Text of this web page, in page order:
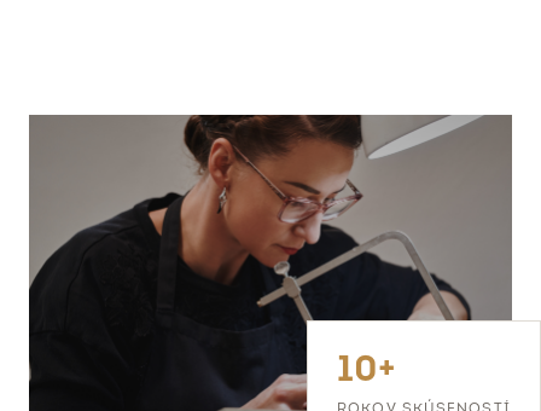
10+
ROKOV SKÚSENOSTÍ